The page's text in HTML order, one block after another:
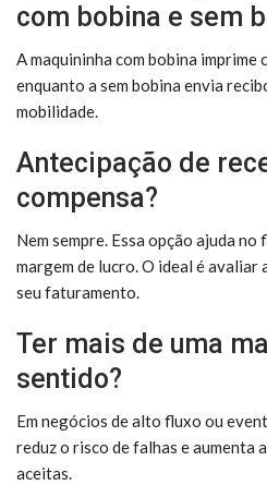
com bobina e sem
A maquininha com bobina
enquanto a sem bobina envia
mobilidade.
Antecipação de
compensa?
Nem sempre. Essa opção ajuda no
margem de lucro. O ideal é avaliar
seu faturamento.
Ter mais de uma
sentido?
Em negócios de alto fluxo ou
reduz o risco de falhas e aumenta
aceitas.